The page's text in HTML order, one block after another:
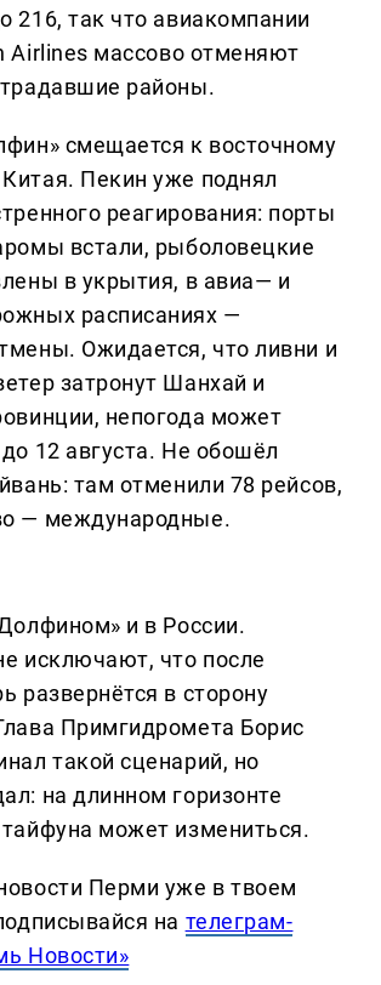
216, так что авиакомпании
Airlines массово отменяют
районы.
смещается к восточному
Пекин уже поднял
реагирования: порты
встали, рыболовецкие
в укрытия, в авиа— и
расписаниях —
Ожидается, что ливни и
затронут Шанхай и
непогода может
12 августа. Не обошёл
там отменили 78 рейсов,
— международные.
и в России.
исключают, что после
развернётся в сторону
Примгидромета Борис
такой сценарий, но
на длинном горизонте
может измениться.
Перми уже в твоем
на телеграм-
Новости»